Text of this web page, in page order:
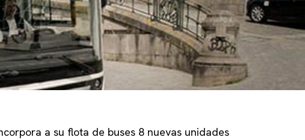
a su flota de buses 8 nuevas unidades